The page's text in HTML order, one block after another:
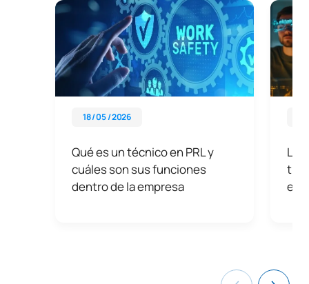
18 / 05 / 2026
Qué es un técnico en PRL y
cuáles son sus funciones
dentro de la empresa
La
era